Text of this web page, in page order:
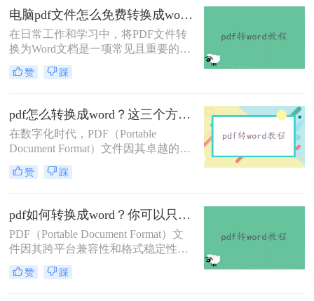
则更为方便。因此，将PDF转换为
Word文档的需求十分常见。那么怎样
免费把pdf转word文档呢？本文将介绍
几种免费且高效的方法，帮助你轻松
实现PDF到Word的转换。
电脑pdf文件怎么免费转换成word？分享3种简单方法~
在日常工作和学习中，将PDF文件转
换为Word文档是一项常见且重要的任
务，以便于编辑、修改或重新格式化
内容。那么电脑pdf文件怎么免费转换
费方法，帮助用户轻松实现PDF到
Word的转换。
赞 踩
pdf怎么转换成word？这三个方法让你快速操作！
在数字化时代，PDF（Portable
Document Format）文件因其卓越的跨
平台兼容性和内容稳定性，成为了文
档传输和分享的重要载体。然而，当
时，我们往往会遇到一些挑战，因为
PDF文件通常是不支持直接编辑的。
此时，将PDF转换成Word文档成为了
一个理想的选择，因为它允许我们以
更灵活的方式处理文本和数据。那么
pdf怎么转换成word呢？本文将深入探
赞 踩
pdf如何转换成word？你可以只要学会这三种方法就行！
PDF（Portable Document Format）文
件因其跨平台兼容性和格式稳定性而
受到广泛欢迎。然而，在某些情况
下，我们可能希望将PDF文件转换为
赞 踩